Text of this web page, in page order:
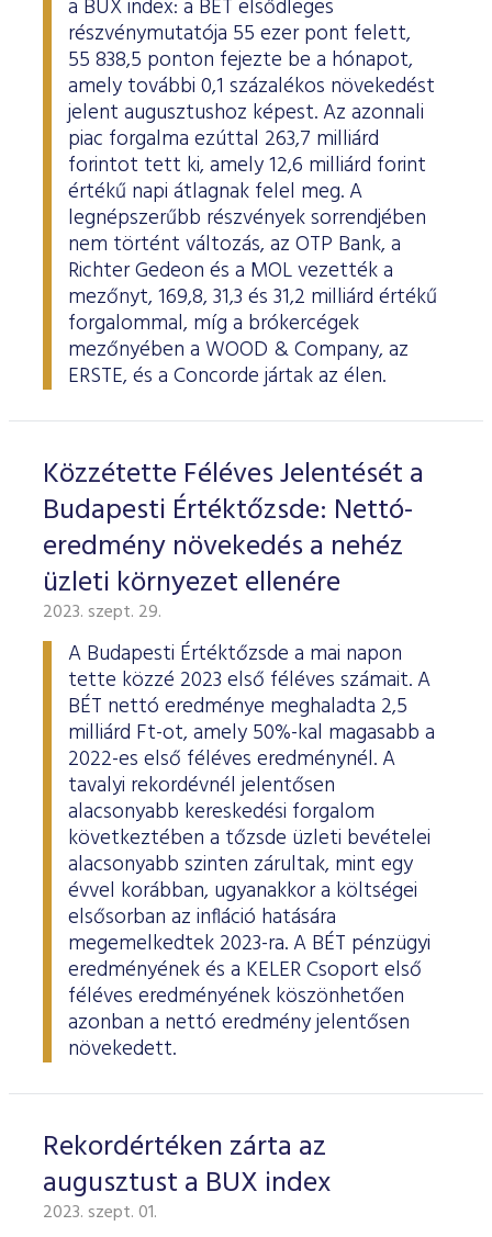
ESG Útmutató
a BUX index: a BÉT elsődleges
részvénymutatója 55 ezer pont felett,
55 838,5 ponton fejezte be a hónapot,
amely további 0,1 százalékos növekedést
jelent augusztushoz képest. Az azonnali
piac forgalma ezúttal 263,7 milliárd
forintot tett ki, amely 12,6 milliárd forint
értékű napi átlagnak felel meg. A
legnépszerűbb részvények sorrendjében
nem történt változás, az OTP Bank, a
Richter Gedeon és a MOL vezették a
mezőnyt, 169,8, 31,3 és 31,2 milliárd értékű
forgalommal, míg a brókercégek
mezőnyében a WOOD & Company, az
ERSTE, és a Concorde jártak az élen.
Közzétette Féléves Jelentését a
Budapesti Értéktőzsde: Nettó-
eredmény növekedés a nehéz
üzleti környezet ellenére
2023. szept. 29.
A Budapesti Értéktőzsde a mai napon
tette közzé 2023 első féléves számait. A
BÉT nettó eredménye meghaladta 2,5
milliárd Ft-ot, amely 50%-kal magasabb a
2022-es első féléves eredménynél. A
tavalyi rekordévnél jelentősen
alacsonyabb kereskedési forgalom
következtében a tőzsde üzleti bevételei
alacsonyabb szinten zárultak, mint egy
évvel korábban, ugyanakkor a költségei
elsősorban az infláció hatására
megemelkedtek 2023-ra. A BÉT pénzügyi
eredményének és a KELER Csoport első
féléves eredményének köszönhetően
azonban a nettó eredmény jelentősen
növekedett.
Rekordértéken zárta az
augusztust a BUX index
2023. szept. 01.